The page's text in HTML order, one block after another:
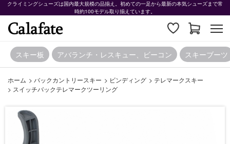
クライミングシューズは国内最大規模の品揃え。初めての一足から最新の本気シューズまで常
時約100モデル取り揃えています。
スキー板 アバランチ・レスキュー、ビーコン スキーブーツ
ホーム > バックカントリースキー > ビンディング > テレマークスキー
> スイッチバックテレマークツーリング